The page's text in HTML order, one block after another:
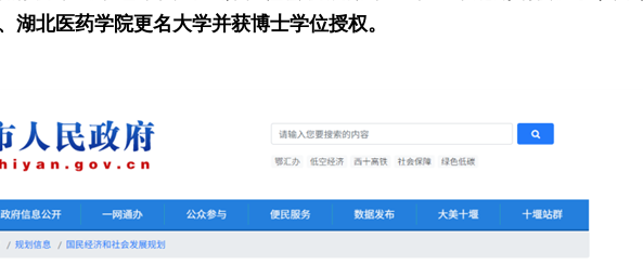
湖北医药学院更名大学并获博士学位授权。